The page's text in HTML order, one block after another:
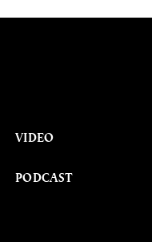
VIDEO
PODCAST